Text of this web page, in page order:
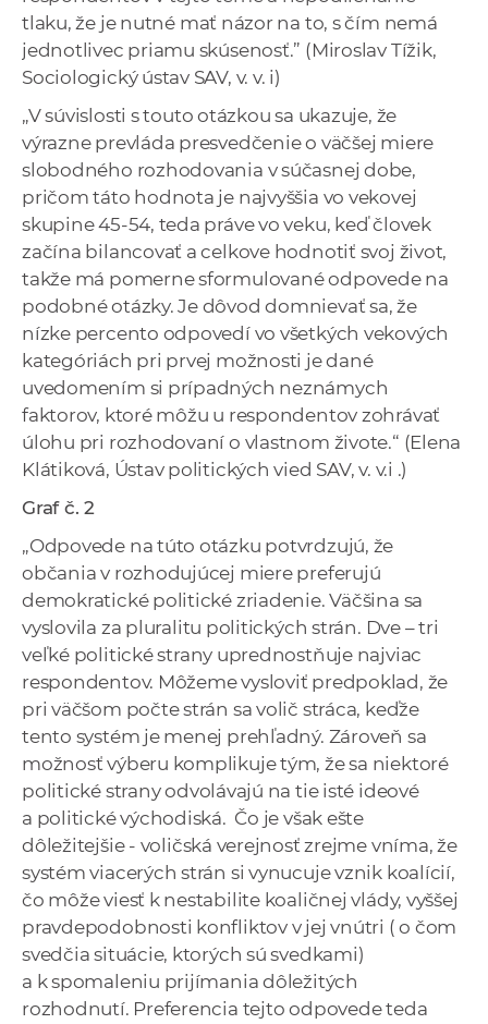
tlaku, že je nutné mať názor na to, s čím nemá
jednotlivec priamu skúsenosť.” (Miroslav Tížik,
Sociologický ústav SAV, v. v. i)
„V súvislosti s touto otázkou sa ukazuje, že
výrazne prevláda presvedčenie o väčšej miere
slobodného rozhodovania v súčasnej dobe,
pričom táto hodnota je najvyššia vo vekovej
skupine 45-54, teda práve vo veku, keď človek
začína bilancovať a celkove hodnotiť svoj život,
takže má pomerne sformulované odpovede na
podobné otázky. Je dôvod domnievať sa, že
nízke percento odpovedí vo všetkých vekových
kategóriách pri prvej možnosti je dané
uvedomením si prípadných neznámych
faktorov, ktoré môžu u respondentov zohrávať
úlohu pri rozhodovaní o vlastnom živote.“ (Elena
Klátiková, Ústav politických vied SAV, v. v.i .)
Graf č. 2
„Odpovede na túto otázku potvrdzujú, že
občania v rozhodujúcej miere preferujú
demokratické politické zriadenie. Väčšina sa
vyslovila za pluralitu politických strán. Dve – tri
veľké politické strany uprednostňuje najviac
respondentov. Môžeme vysloviť predpoklad, že
pri väčšom počte strán sa volič stráca, keďže
tento systém je menej prehľadný. Zároveň sa
možnosť výberu komplikuje tým, že sa niektoré
politické strany odvolávajú na tie isté ideové
a politické východiská. Čo je však ešte
dôležitejšie - voličská verejnosť zrejme vníma, že
systém viacerých strán si vynucuje vznik koalícií,
čo môže viesť k nestabilite koaličnej vlády, vyššej
pravdepodobnosti konfliktov v jej vnútri ( o čom
svedčia situácie, ktorých sú svedkami)
a k spomaleniu prijímania dôležitých
rozhodnutí. Preferencia tejto odpovede teda